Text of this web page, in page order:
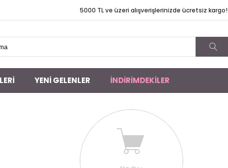
TL ve üzeri alışverişlerinizde ücretsiz kargo!
YENİ GELENLER İNDİRİMDEKİLER